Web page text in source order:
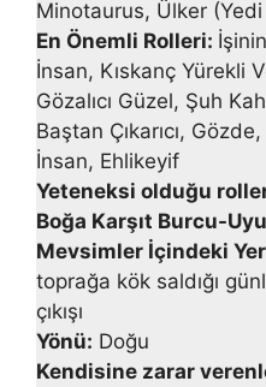
Minotaurus, Ülker (Yedi
En Önemli Rolleri:
İnsan, Kıskanç Yürek­li
Gözalıcı Güzel, Şuh
Baştan Çıkarıcı,
İnsan, Ehlikeyif
Yeteneksi olduğu
Boğa Karşıt Burcu-
Mevsimler İçindeki
toprağa kök saldı­ğı
çıkışı
Yönü: Doğu
Kendisine zarar